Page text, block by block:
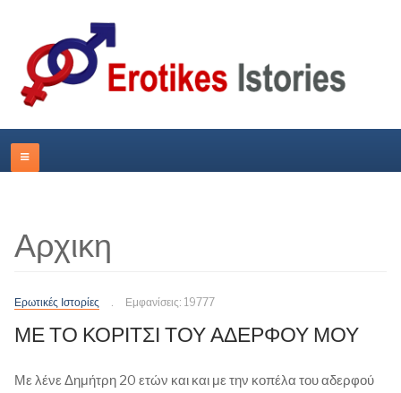
Αρχικη
Ερωτικές Ιστορίες Εμφανίσεις: 19777
ΜΕ ΤΟ ΚΟΡΙΤΣΙ ΤΟΥ ΑΔΕΡΦΟΥ ΜΟΥ
Με λένε Δημήτρη 20 ετών και και με την κοπέλα του αδερφού